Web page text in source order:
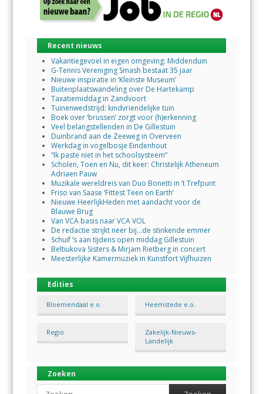
Recent nieuws
Vakantiegevoel in eigen omgeving: Middenduin
G-Tennis Vereniging Smash bestaat 35 jaar
Nieuwe inspiratie in ‘Kleinste Museum’
Buitenplaatswandeling over De Hartekamp
Taxatiemiddag in Zandvoort
Tuinenwedstrijd: kindvriendelijke tuin
Boek over ‘brussen’ zorgt voor (h)erkenning
Veel belangstellenden in De Gillestuin
Duinbrand aan de Zeeweg in Overveen
Werkdag in vogelbosje Eindenhout
“Ik paste niet in het schoolsysteem”
Scholen, Toen en Nu, dit keer: Christelijk Atheneum
Adriaen Pauw
Muzikale wereldreis van Duo Bonetti in ’t Trefpunt
Friso van Saase ‘Fittest Teen on Earth’
Nieuwe HeerlijkHeden met aandacht voor de
Blauwe Brug
Van VCA basis naar VCA VOL
De redactie strijkt neer bij…de stinkende emmer
Schuif ’s aan tijdens open middag Gillestuin
Beltiukova Sisters & Mirjam Rietberg in concert
Meesterlijke Kamermuziek in Kunstfort Vijfhuizen
Edities
Bloemendaal e.o. Heemstede e.o.
Regio
Zakelijk-Nieuws-
Landelijk
Zoeken
Search